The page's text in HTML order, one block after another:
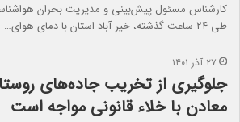
کارشناس مسئول پیش‌بینی و مدیریت بحران
طی ۲۴ ساعت گذشته، خیر آباد استان با دمای هوای…
۲۷ آذر ۱۴۰۱
جلوگیری از تخریب جاده‌های
معادن با خلاء قانونی مواجه است